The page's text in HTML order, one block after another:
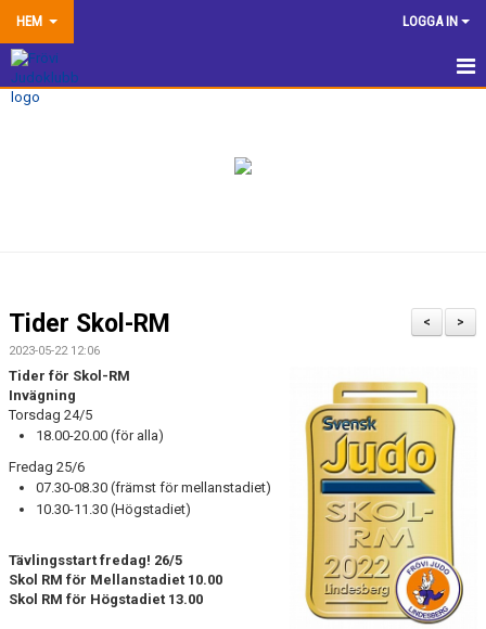
HEM LOGGA IN
HEM
DOKUMENTBANK
KLUBBSHOP
KONTAKTA OSS
WALL OF FAME
>
<
Tider Skol-RM
2023-05-22 12:06
Tider för Skol-RM
Invägning
Torsdag 24/5
18.00-20.00 (för alla)
Fredag 25/6
07.30-08.30 (främst för mellanstadiet)
10.30-11.30 (Högstadiet)
Tävlingsstart fredag! 26/5
Skol RM för Mellanstadiet 10.00
Skol RM för Högstadiet 13.00